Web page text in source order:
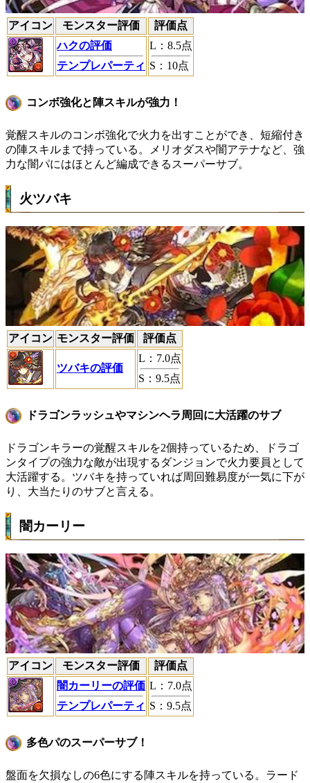
アイコン モンスター評価
評価点
ハクの評価
テンプレパーティ
L ： 8.5点
S ： 10点
コンボ強化と陣スキルが強力！
覚醒スキルのコンボ強化で火力を出すことができ、短縮付き
の陣スキルまで持っている。メリオダスや闇アテナなど、強
力な闇パにはほとんど編成できるスーパーサブ。
火ツバキ
アイコン モンスター評価 評価点
ツバキの評価
L ： 7.0点
S ： 9.5点
ドラゴンラッシュやマシンヘラ周回に大活躍のサブ
ドラゴンキラーの覚醒スキルを2個持っているため、ドラゴ
ンタイプの強力な敵が出現するダンジョンで火力要員として
大活躍する。ツバキを持っていれば周回難易度が一気に下が
り、大当たりのサブと言える。
闇カーリー
アイコン モンスター評価
評価点
闇カーリーの評価
テンプレパーティ
L ： 7.0点
S ： 9.5点
多色パのスーパーサブ！
盤面を欠損なしの6色にする陣スキルを持っている。ラード